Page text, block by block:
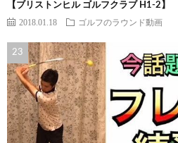
【ブリストンヒル ゴルフクラブ H1-2】
2018.01.18 ゴルフのラウンド動画